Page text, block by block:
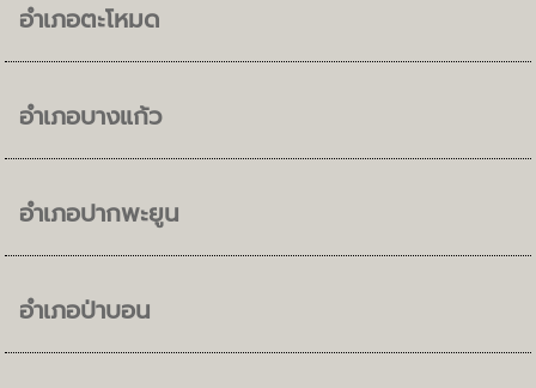
อำเภอตะโหมด
อำเภอบางแก้ว
อำเภอปากพะยูน
อำเภอป่าบอน